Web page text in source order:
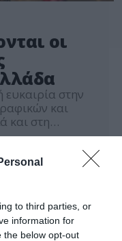
to third parties, or
information for
the below opt-out
οι
ευκαιρία στην
και
και στη
προοπτικών
έρευνα της
χώρα έγιναν